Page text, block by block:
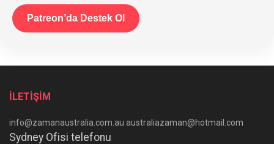
Patreon’da Destek Ol
İLETİŞİM
info@zamanaustralia.com.au australiazaman@hotmail.com
Sydney Ofisi telefonu